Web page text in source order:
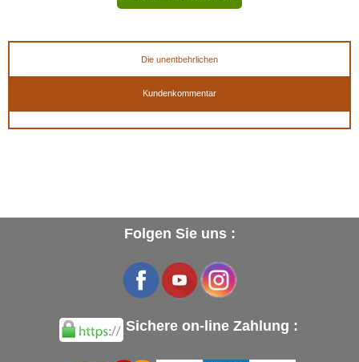
Die unentbehrlichen
Kundenkommentar
Folgen Sie uns :
Sichere on-line Zahlung :